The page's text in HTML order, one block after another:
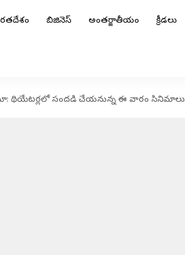
బిజినెస్ అంతర్జాతీయం క్రీడలు
థియేటర్లలో సందడి చేయనున్న ఈ వారం సినిమాలు